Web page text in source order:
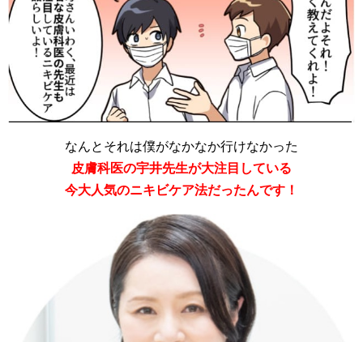
なんとそれは僕がなかなか行けなかった
皮膚科医の宇井先生が大注目している
今大人気のニキビケア法だったんです！